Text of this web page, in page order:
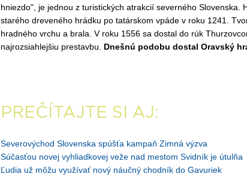
hniezdo", je jednou z turistických atrakcií severného Slovenska.
starého dreveného hrádku po tatárskom vpáde v roku 1241.
hradného vrchu a brala. V roku 1556 sa dostal do rúk
najrozsiahlejšiu prestavbu. Dnešnú podobu dostal Oravský
PREČÍTAJTE SI AJ:
Severovýchod Slovenska spúšťa kampaň Zimná výzva
Súčasťou novej vyhliadkovej veže nad mestom Svidník je útulňa
Ľudia už môžu využívať nový náučný chodník do Gavuriek